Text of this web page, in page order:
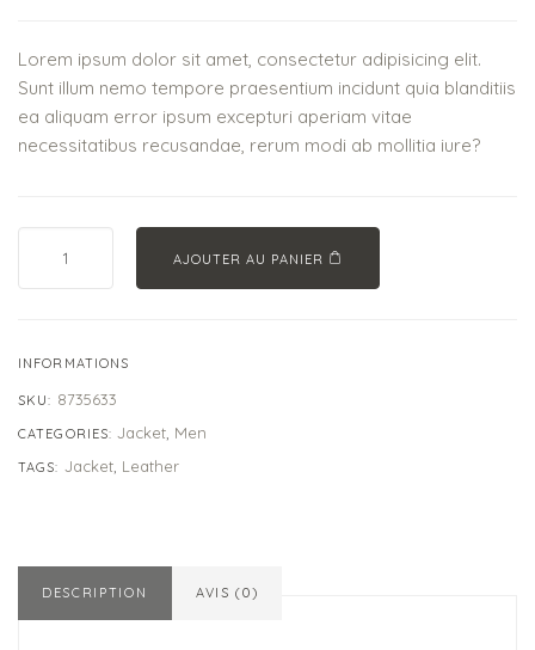
Lorem ipsum dolor sit amet, consectetur adipisicing elit.
Sunt illum nemo tempore praesentium incidunt quia blanditiis
ea aliquam error ipsum excepturi aperiam vitae
necessitatibus recusandae, rerum modi ab mollitia iure?
AJOUTER AU PANIER
INFORMATIONS
SKU: 8735633
CATEGORIES:Jacket, Men
TAGS: Jacket, Leather
DESCRIPTION AVIS (0)